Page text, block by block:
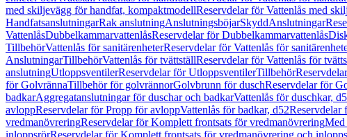
med skiljevägg för handfat, kompaktmodellReservdelar för Vattenlås med
HandfatsanslutningarRak anslutningAnslutningsböjarSkyddAnslutningar
VattenlåsDubbelkammarvattenlåsReservdelar för Dubbelkammarvattenlås
TillbehörVattenlås för sanitärenheterReservdelar för Vattenlås för
AnslutningarTillbehörVattenlås för tvättställReservdelar för Vattenlås för
anslutningUtloppsventilerReservdelar för UtloppsventilerTillbehör
för GolvrännaTillbehör för golvrännorGolvbrunn för duschReservdelar för
badkarAggregatanslutningar för duschar och badkarVattenlås för duschkar,
avloppReservdelar för Propp för avloppVattenlås för badkar, d52Reservdelar
vredmanövreringReservdelar för Komplett frontsats för vredmanövreringMed
inloppsrörReservdelar för Komplett frontsats för vredmanövrering och